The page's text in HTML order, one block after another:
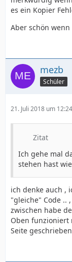
es ein Kopier
Aber schön
mezb
Schüler
21. Juli 2018 um 12:24
Zitat
Ich gehe mal
stehen hast
ich denke auch ,
"gleiche" Code ..
zwischen habe
Oben funzioniert
Seite